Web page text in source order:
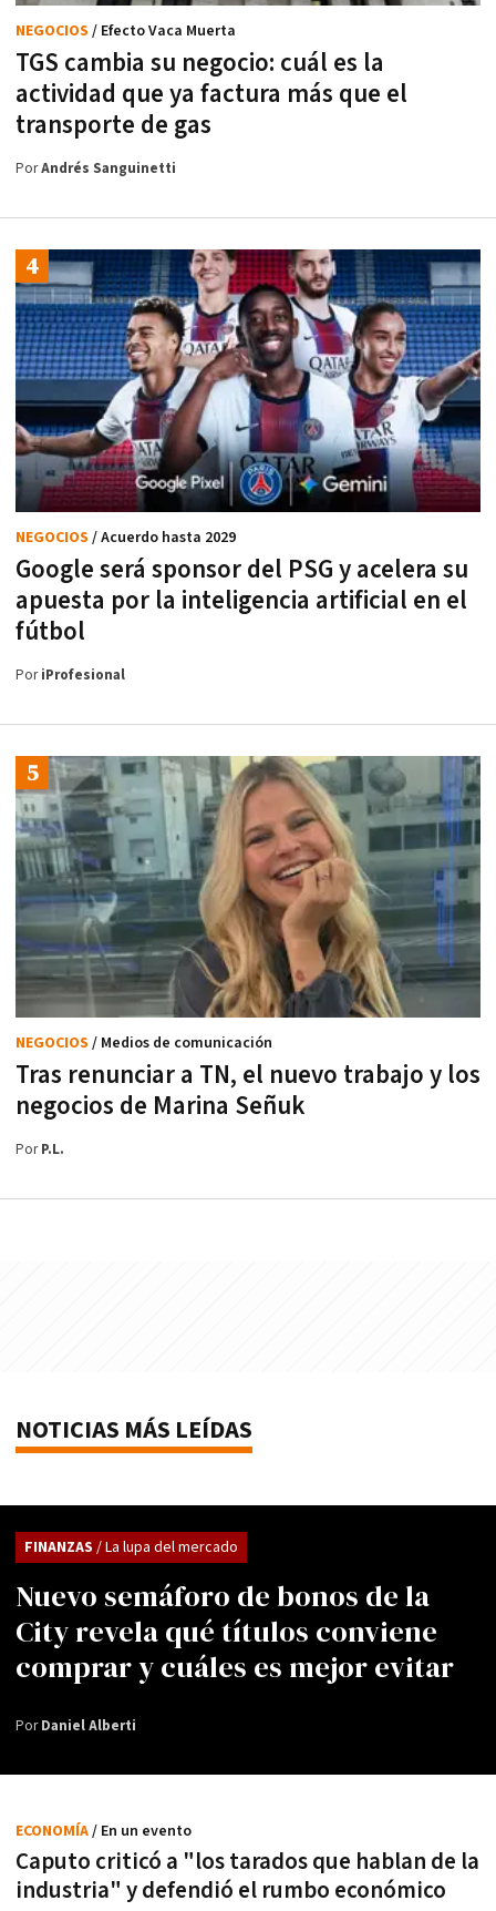
TGS cambia su negocio: cuál es la
actividad que ya factura más que el
transporte de gas
NEGOCIOS / Efecto Vaca Muerta
PorAndrés Sanguinetti
Google será sponsor del PSG y acelera su
apuesta por la inteligencia artificial en el
fútbol
NEGOCIOS / Acuerdo hasta 2029
PoriProfesional
Tras renunciar a TN, el nuevo trabajo y los
negocios de Marina Señuk
NEGOCIOS / Medios de comunicación
PorP.L.
NOTICIAS MÁS LEÍDAS
Nuevo semáforo de bonos de la
City revela qué títulos conviene
comprar y cuáles es mejor evitar
FINANZAS / La lupa del mercado
PorDaniel Alberti
Caputo criticó a "los tarados que hablan de la
industria" y defendió el rumbo económico
ECONOMÍA/ En un evento